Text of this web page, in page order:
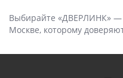
Выбирайте «ДВЕРЛИНК» —
Москве, которому